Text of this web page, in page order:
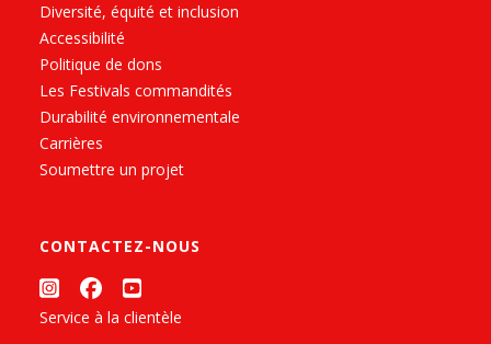
Diversité, équité et inclusion
Accessibilité
Politique de dons
Les Festivals commandités
Durabilité environnementale
Carrières
Soumettre un projet
CONTACTEZ-NOUS
Service à la clientèle